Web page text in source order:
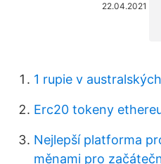
22.04.2021
1 rupie v
Erc20 tokeny
Nejlepší platforma
měnami pro